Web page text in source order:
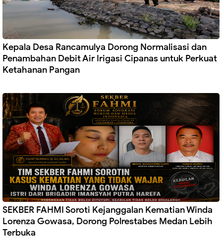
Kepala Desa Rancamulya Dorong Normalisasi dan
Penambahan Debit Air Irigasi Cipanas untuk Perkuat
Ketahanan Pangan
SEKBER FAHMI Soroti Kejanggalan Kematian Winda
Lorenza Gowasa, Dorong Polrestabes Medan Lebih
Terbuka